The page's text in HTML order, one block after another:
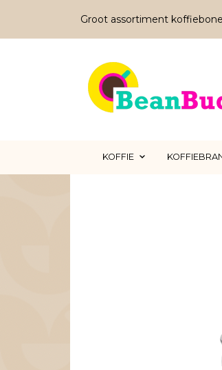
Groot assortiment
KOFFIE